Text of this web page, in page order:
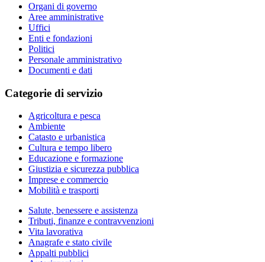
Organi di governo
Aree amministrative
Uffici
Enti e fondazioni
Politici
Personale amministrativo
Documenti e dati
Categorie di servizio
Agricoltura e pesca
Ambiente
Catasto e urbanistica
Cultura e tempo libero
Educazione e formazione
Giustizia e sicurezza pubblica
Imprese e commercio
Mobilità e trasporti
Salute, benessere e assistenza
Tributi, finanze e contravvenzioni
Vita lavorativa
Anagrafe e stato civile
Appalti pubblici